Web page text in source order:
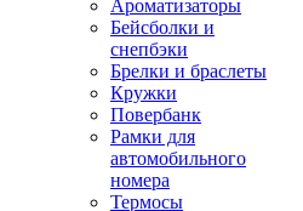
Ароматизаторы
Бейсболки и
снепбэки
Брелки и браслеты
Кружки
Повербанк
Рамки для
автомобильного
номера
Термосы